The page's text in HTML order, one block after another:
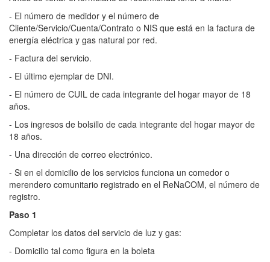
- El número de medidor y el número de
Cliente/Servicio/Cuenta/Contrato o NIS que está en la factura de
energía eléctrica y gas natural por red.
- Factura del servicio.
- El último ejemplar de DNI.
- El número de CUIL de cada integrante del hogar mayor de 18
años.
- Los ingresos de bolsillo de cada integrante del hogar mayor de
18 años.
- Una dirección de correo electrónico.
- Si en el domicilio de los servicios funciona un comedor o
merendero comunitario registrado en el ReNaCOM, el número de
registro.
Paso 1
Completar los datos del servicio de luz y gas:
- Domicilio tal como figura en la boleta